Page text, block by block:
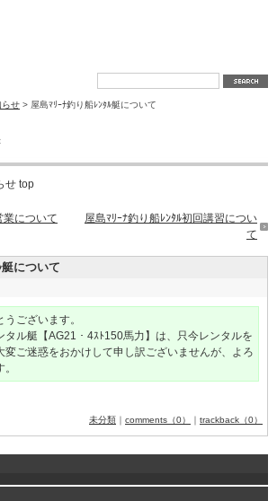
らせ > 屋島ﾏﾘｰﾅ釣り船ﾚﾝﾀﾙ艇について
せ top
業について
屋島ﾏﾘｰﾅ釣り船ﾚﾝﾀﾙ初回講習につい
て
について
ございます。
タル艇【AG21・4ｽﾄ150馬力】は、只今レンタルを
変ご迷惑をおかけして申し訳ございませんが、よろ
未分類 ｜ comments（0） ｜ trackback（0）